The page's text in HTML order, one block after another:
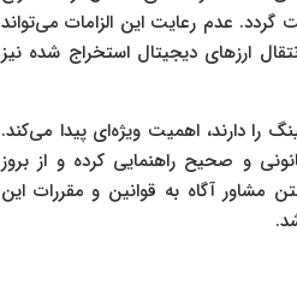
عدم رعایت این الزامات می‌تواند
ارزهای دیجیتال استخراج شده نیز
را دارند، اهمیت ویژه‌ای پیدا می‌کند.
و صحیح راهنمایی کرده و از بروز
مشاور آگاه به قوانین و مقررات این